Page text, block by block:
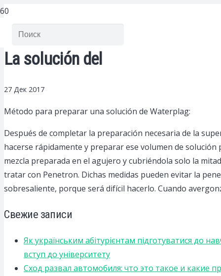
La solución del
27 Дек 2017
Método para preparar una solución de Waterplag:
Después de completar la preparación necesaria de la
hacerse rápidamente y preparar ese volumen de
mezcla preparada en el agujero y cubriéndola solo la
tratar con Penetron. Dichas medidas pueden evitar la
sobresaliente, porque será difícil hacerlo. Cuando
Свежие записи
Як українським абітурієнтам підготуватися до
вступ до університету
Сход развал автомобиля: что это такое и какие